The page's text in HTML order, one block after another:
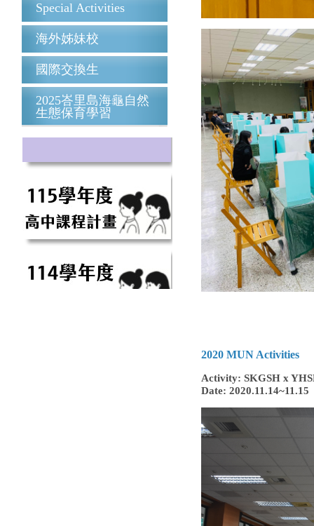
Special Activities
海外姊妹校
國際交換生
2025峇里島海龜自然
生態保育學習
2020 MUN Activities
Activity: SKGSH x
Date: 2020.11.14~11.15